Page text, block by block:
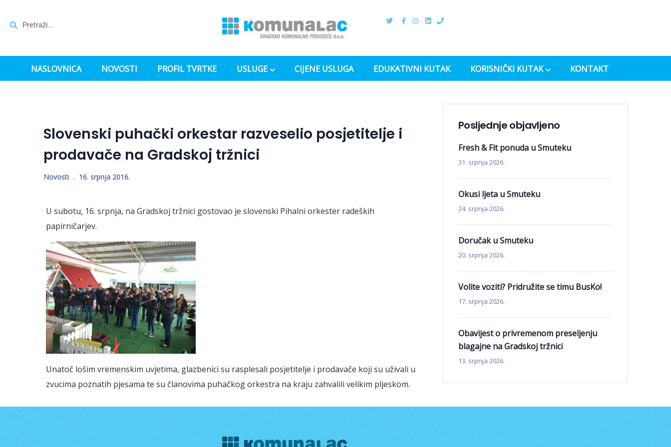
NASLOVNICA NOVOSTI PROFIL TVRTKE USLUGE CIJENE USLUGA EDUKATIVNI KUTAK KORISNIČKI KUTAK KONTAKT
Slovenski puhački orkestar razveselio posjetitelje i
prodavače na Gradskoj tržnici
Novosti 16. srpnja 2016.
U subotu, 16. srpnja, na Gradskoj tržnici gostovao je slovenski Pihalni orkester radeških
papirničarjev.
Unatoč lošim vremenskim uvjetima, glazbenici su rasplesali posjetitelje i prodavače koji su uživali u
zvucima poznatih pjesama te su članovima puhačkog orkestra na kraju zahvalili velikim pljeskom.
Posljednje objavljeno
Fresh & Fit ponuda u Smuteku
31. srpnja 2026.
Okusi ljeta u Smuteku
24. srpnja 2026.
Doručak u Smuteku
20. srpnja 2026.
Volite voziti? Pridružite se timu BusKo!
17. srpnja 2026.
Obavijest o privremenom preseljenju
blagajne na Gradskoj tržnici
13. srpnja 2026.